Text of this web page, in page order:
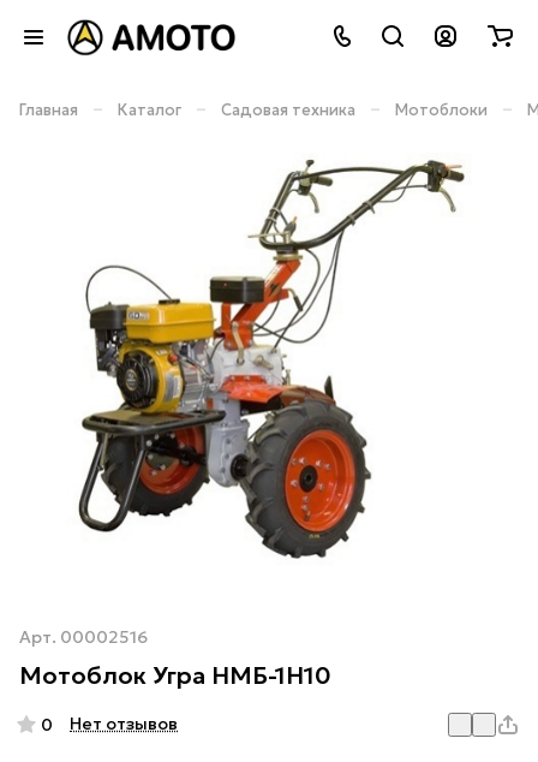
Главная – Каталог – Садовая техника – Мотоблоки –
Арт. 00002516
Мотоблок Угра НМБ-1Н10
0 Нет отзывов